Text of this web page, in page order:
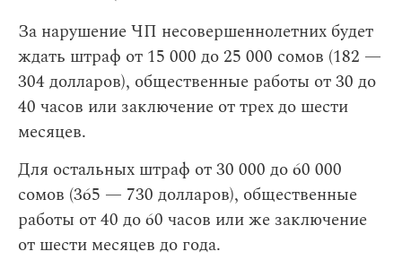
За нарушение ЧП несовершеннолетних будет
ждать штраф от 15 000 до 25 000 сомов (182 —
304 долларов), общественные работы от 30 до
40 часов или заключение от трех до шести
месяцев.
Для остальных штраф от 30 000 до 60 000
сомов (365 — 730 долларов), общественные
работы от 40 до 60 часов или же заключение
от шести месяцев до года.